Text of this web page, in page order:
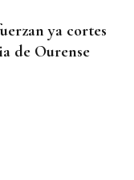
ya cortes
de Ourense